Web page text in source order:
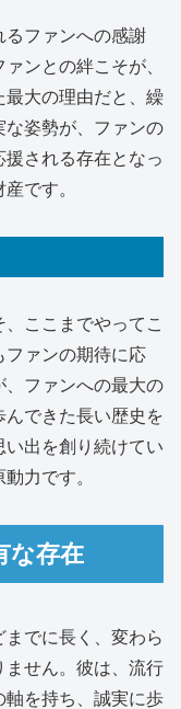
るファンへの感謝
ンとの絆こそが、
最大の理由だと、繰
な姿勢が、ファンの
される存在となっ
です。
ここまでやってこ
ファンの期待に応
、ファンへの最大の
できた長い歴史を
出を創り続けてい
力です。
な存在
でに長く、変わら
ません。彼は、流行
軸を持ち、誠実に歩